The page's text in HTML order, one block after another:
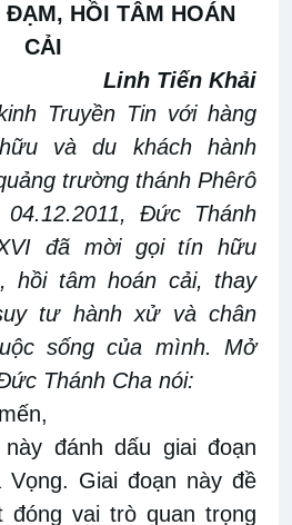
ĐẠM, HỒI TÂM HOÁN
CẢI
Linh Tiến Khải
Truyền Tin với hàng
và du khách hành
trường thánh Phêrô
Đức Thánh
đã mời gọi tín hữu
hồi tâm hoán cải, thay
tư hành xử và chân
sống của mình. Mở
Thánh Cha nói:
đánh dấu giai đoạn
Giai đoạn này đề
đóng vai trò quan trọng